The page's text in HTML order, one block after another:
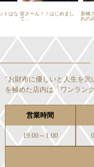
トはな 皆さーん！！はじめまし
て...
新橋
れの
"お財布に優しいと人生を
を極めた店内は『ワンラン
営業時間
19:00～1:00